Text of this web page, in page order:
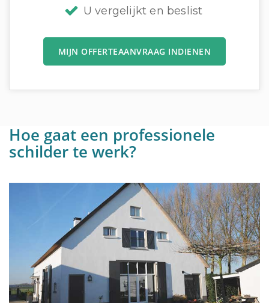
U vergelijkt en beslist
MIJN OFFERTEAANVRAAG INDIENEN
Hoe gaat een professionele
schilder te werk?